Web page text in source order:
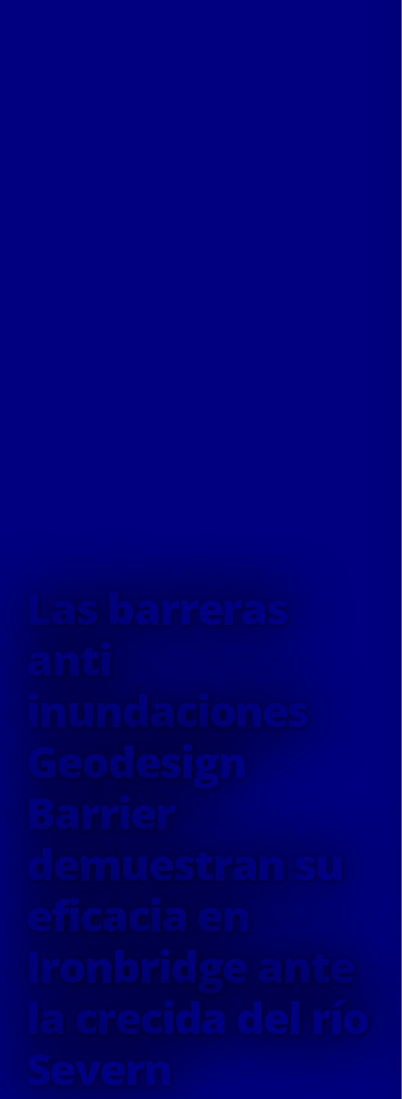
Las barreras
anti
inundaciones
Geodesign
Barrier
demuestran su
eficacia en
Ironbridge ante
la crecida del río
Severn